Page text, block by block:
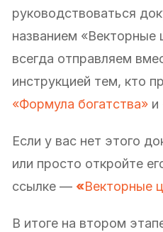
руководствоваться
названием
всегда отправляем
инструкцией тем, кто
«Формула богатства» и
Если у вас нет этого
или просто откройте
ссылке — «Векторные
В итоге на втором